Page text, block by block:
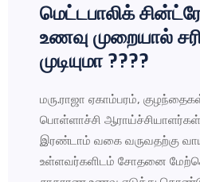
மெட்டபாலிக்
உணவு முறையால்
முடியுமா ????
மரு.ராஜா ஏகாம்பரம்,
பொள்ளாச்சி
இரண்டாம் வகை வருவதற்கு
உள்ளவர்களிடம் சோதனை